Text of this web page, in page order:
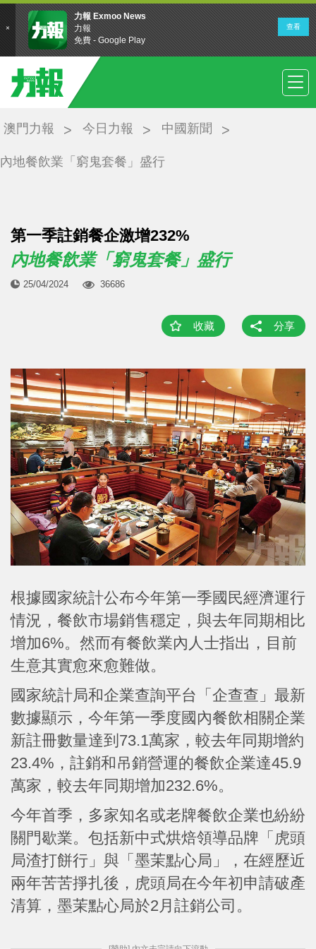
澳門力報 今日力報 中國新聞
內地餐飲業「窮鬼套餐」盛行
第一季註銷餐企激增232%
內地餐飲業「窮鬼套餐」盛行
25/04/2024 36686
收藏 分享
根據國家統計公布今年第一季國民經濟運行
情況，餐飲市場銷售穩定，與去年同期相比
增加6%。然而有餐飲業內人士指出，目前
生意其實愈來愈難做。
國家統計局和企業查詢平台「企查查」最新
數據顯示，今年第一季度國內餐飲相關企業
新註冊數量達到73.1萬家，較去年同期增約
23.4%，註銷和吊銷營運的餐飲企業達45.9
萬家，較去年同期增加232.6%。
今年首季，多家知名或老牌餐飲企業也紛紛
關門歇業。包括新中式烘焙領導品牌「虎頭
局渣打餅行」與「墨茉點心局」，在經歷近
兩年苦苦掙扎後，虎頭局在今年初申請破產
清算，墨茉點心局於2月註銷公司。